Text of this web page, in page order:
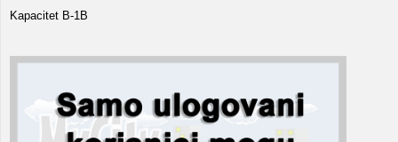
Kapacitet B-1B